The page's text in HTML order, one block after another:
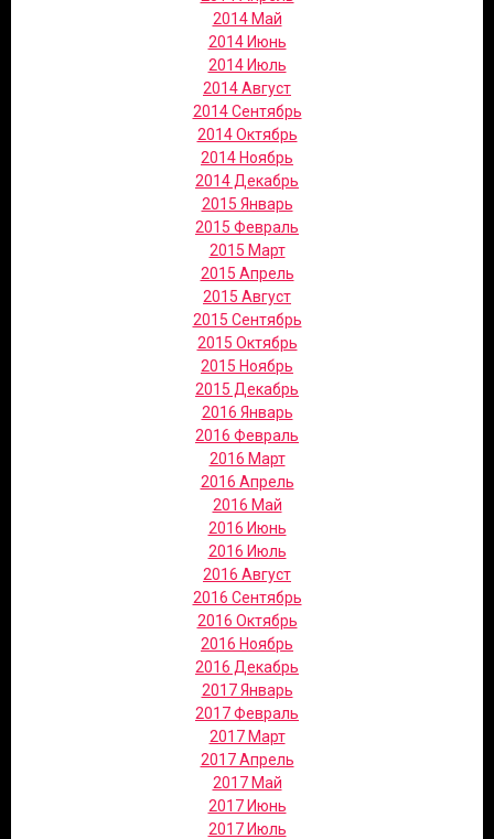
2014 Май
2014 Июнь
2014 Июль
2014 Август
2014 Сентябрь
2014 Октябрь
2014 Ноябрь
2014 Декабрь
2015 Январь
2015 Февраль
2015 Март
2015 Апрель
2015 Август
2015 Сентябрь
2015 Октябрь
2015 Ноябрь
2015 Декабрь
2016 Январь
2016 Февраль
2016 Март
2016 Апрель
2016 Май
2016 Июнь
2016 Июль
2016 Август
2016 Сентябрь
2016 Октябрь
2016 Ноябрь
2016 Декабрь
2017 Январь
2017 Февраль
2017 Март
2017 Апрель
2017 Май
2017 Июнь
2017 Июль